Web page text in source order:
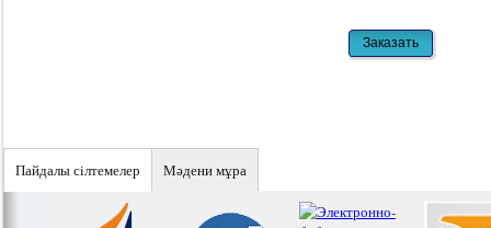
Пайдалы сiлтемелер Мәдени мұра